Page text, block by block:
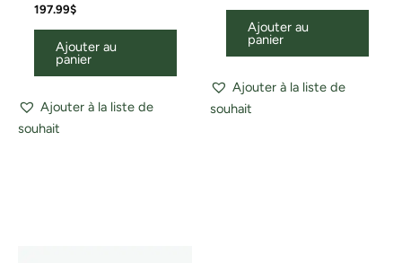
197.99$
Ajouter au
panier
Ajouter à la liste de
souhait
Ajouter au
panier
Ajouter à la liste de
souhait